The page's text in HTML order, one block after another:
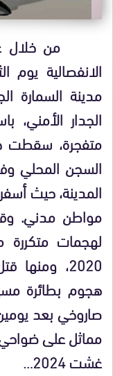
من خلال
مدينة السمارة
الجدار الأمني،
متفجرة، سقطت
السجن المحلي
المدينة، حيث
مواطن مدني.
لهجمات
2020،
صاروخي بعد
مماثل على
غشت 2024…